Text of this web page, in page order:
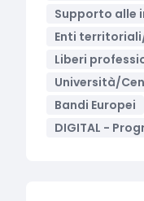
Supporto alle
Enti
Liberi
Università/
Bandi Europei
DIGITAL -